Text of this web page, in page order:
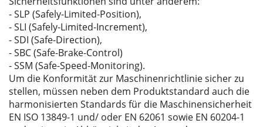
- SLP (Safely-Limited-Position),
- SLI (Safely-Limited-Increment),
- SDI (Safe-Direction),
- SBC (Safe-Brake-Control)
- SSM (Safe-Speed-Monitoring).
Um die Konformität zur Maschinenrichtlinie sicher zu
stellen, müssen neben dem Produktstandard auch die
harmonisierten Standards für die Maschinensicherheit
EN ISO 13849-1 und/ oder EN 62061 sowie EN 60204-1